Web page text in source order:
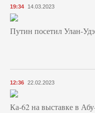
19:34 14.03.2023
Путин посетил Улан-
12:36 22.02.2023
Ка-62 на выставке в